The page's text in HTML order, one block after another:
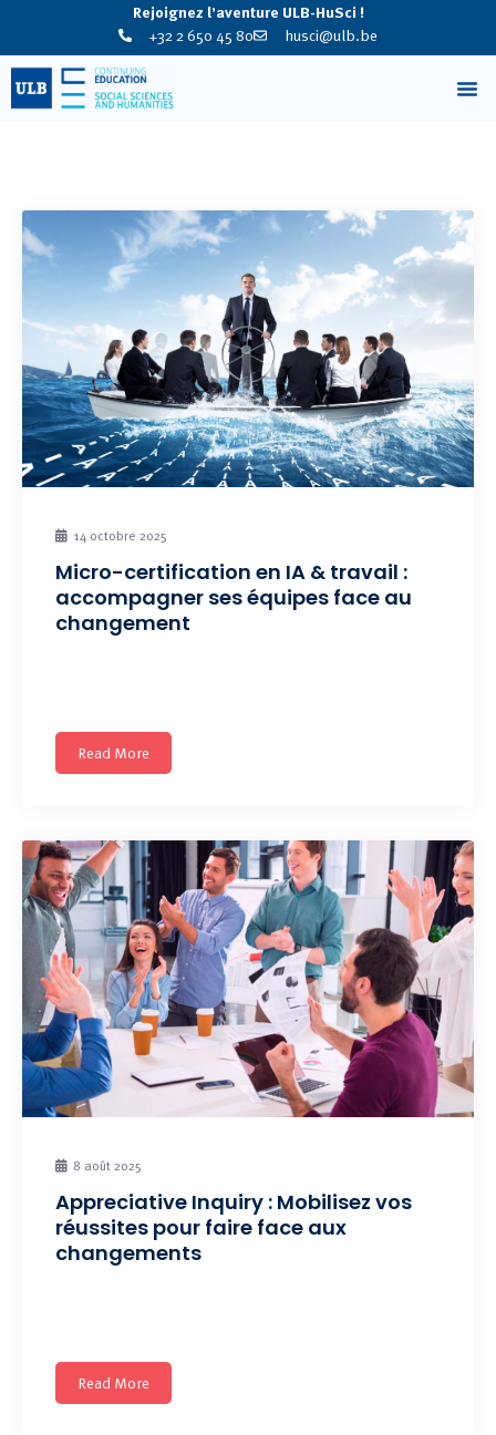
Rejoignez l’aventure ULB-HuSci !
+32 2 650 45 80
husci@ulb.be
14 octobre 2025
Micro-certification en IA & travail :
accompagner ses équipes face au
changement
Read More
8 août 2025
Appreciative Inquiry : Mobilisez vos
réussites pour faire face aux
changements
Read More